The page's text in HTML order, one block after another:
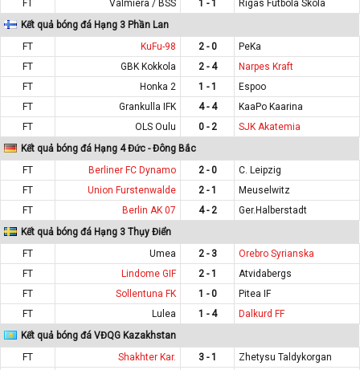
FT
Valmiera / BSS 1 - 1
Rigas Futbola Skola
Kết quả bóng đá Hạng 3 Phần Lan
FT
KuFu-98 2 - 0
PeKa
FT
GBK Kokkola 2 - 4
Narpes Kraft
FT
Honka 2 1 - 1
Espoo
FT
Grankulla IFK 4 - 4
KaaPo Kaarina
FT
OLS Oulu 0 - 2
SJK Akatemia
Kết quả bóng đá Hạng 4 Đức - Đông Bắc
FT
Berliner FC Dynamo 2 - 0
C. Leipzig
FT
Union Furstenwalde 2 - 1
Meuselwitz
FT
Berlin AK 07 4 - 2
Ger.Halberstadt
Kết quả bóng đá Hạng 3 Thụy Điển
FT
Umea 2 - 3
Orebro Syrianska
FT
Lindome GIF 2 - 1
Atvidabergs
FT
Sollentuna FK 1 - 0
Pitea IF
FT
Lulea 1 - 4
Dalkurd FF
Kết quả bóng đá VĐQG Kazakhstan
FT
Shakhter Kar. 3 - 1
Zhetysu Taldykorgan